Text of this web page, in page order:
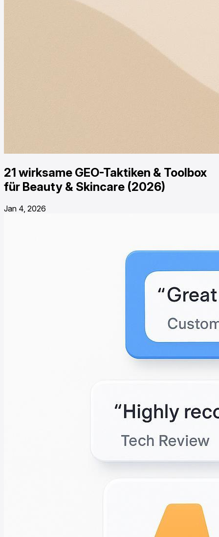
21 wirksame GEO-Taktiken & Toolbox
für Beauty & Skincare (2026)
Jan 4, 2026